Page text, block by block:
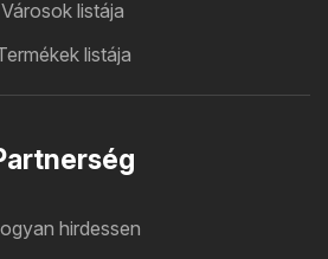
Városok listája
listája
hirdessen